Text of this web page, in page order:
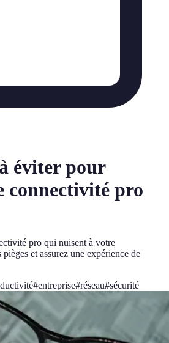
éviter pour
connectivité pro
pro qui nuisent à votre
et assurez une expérience de
#entreprise#réseau#sécurité